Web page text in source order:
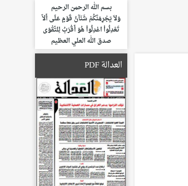
بسم الله الرحمن الرحيم
وَلاَ يَجْرِمَنَّكُمْ شَنَآنُ قَوْمٍ عَلَى أَلاَّ
تَعْدِلُواْ اعْدِلُواْ هُوَ أَقْرَبُ لِلتَّقْوَى
صدق الله العلي العظيم
العدالة PDF